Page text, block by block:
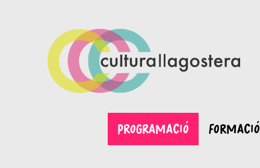
PROGRAMACIÓ FORMACIÓ